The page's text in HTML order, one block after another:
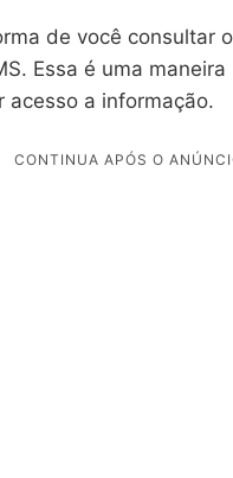
de você consultar
Essa é uma maneira
acesso a informação.